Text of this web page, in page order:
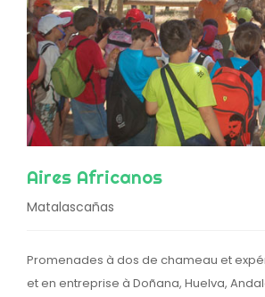
Aires Africanos
Matalascañas
Promenades à dos de chameau et
et en entreprise à Doñana, Huelva,